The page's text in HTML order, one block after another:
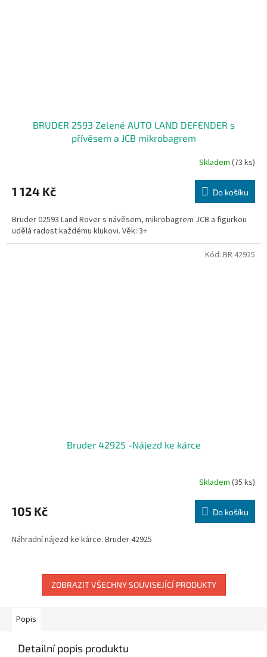
BRUDER 2593 Zelené AUTO LAND DEFENDER s
přívěsem a JCB mikrobagrem
Skladem (73 ks)
1 124 Kč Do košíku
Bruder 02593 Land Rover s návěsem, mikrobagrem JCB a figurkou
udělá radost každému klukovi. Věk: 3+
Bruder 42925 -Nájezd ke kárce
Skladem (35 ks)
105 Kč Do košíku
Náhradní nájezd ke kárce. Bruder 42925
Kód: BR 42925
ZOBRAZIT VŠECHNY SOUVISEJÍCÍ PRODUKTY
Popis
Detailní popis produktu